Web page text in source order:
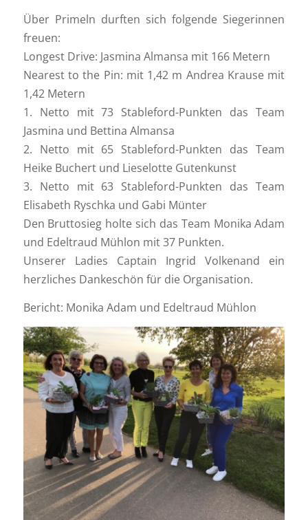
Über Primeln durften sich folgende Siegerinnen
freuen:
Longest Drive: Jasmina Almansa mit 166 Metern
Nearest to the Pin: mit 1,42 m Andrea Krause mit
1,42 Metern
1. Netto mit 73 Stableford-Punkten das Team
Jasmina und Bettina Almansa
2. Netto mit 65 Stableford-Punkten das Team
Heike Buchert und Lieselotte Gutenkunst
3. Netto mit 63 Stableford-Punkten das Team
Elisabeth Ryschka und Gabi Münter
Den Bruttosieg holte sich das Team Monika Adam
und Edeltraud Mühlon mit 37 Punkten.
Unserer Ladies Captain Ingrid Volkenand ein
herzliches Dankeschön für die Organisation.
Bericht: Monika Adam und Edeltraud Mühlon